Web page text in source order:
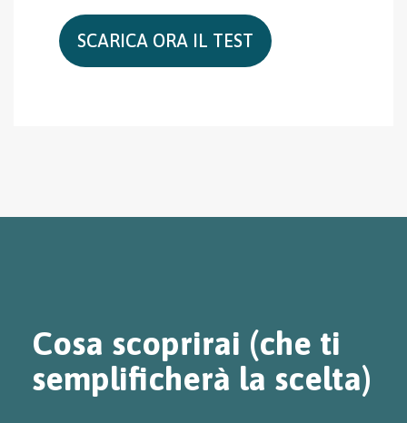
Cosa scoprirai (che ti
semplificherà la scelta)